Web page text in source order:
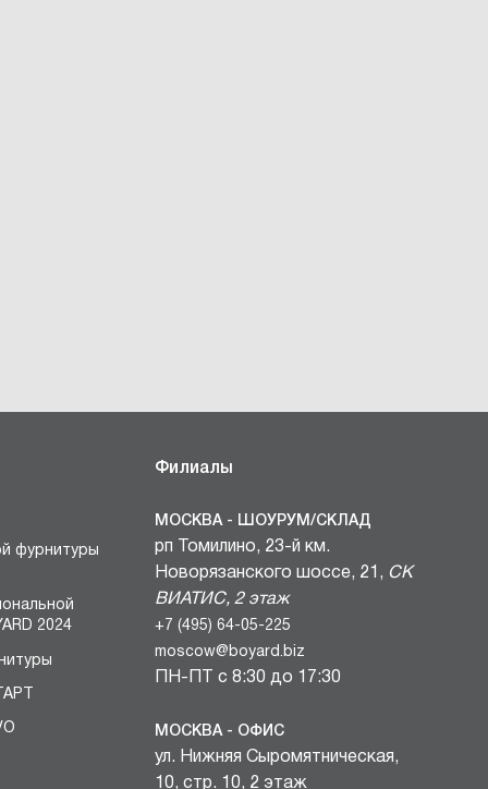
фурнитуры
2024
Филиалы
МОСКВА - ШОУРУМ/СКЛАД
рп Томилино, 23-й км.
Новорязанского шоссе, 21, СК
ВИАТИС, 2 этаж
+7 (495) 64-05-225
moscow@boyard.biz
ПН-ПТ с 8:30 до 17:30
МОСКВА - ОФИС
ул. Нижняя Сыромятническая,
10, стр. 10, 2 этаж